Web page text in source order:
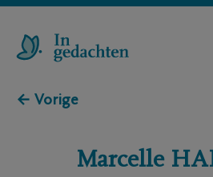
← Vorige
Marcelle